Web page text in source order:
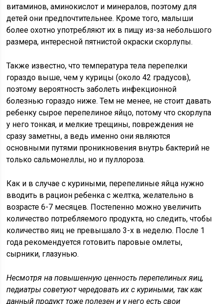
витаминов, аминокислот и минералов, поэтому для
детей они предпочтительнее. Кроме того, малыши
более охотно употребляют их в пищу из-за небольшого
размера, интересной пятнистой окраски скорлупы.
Также известно, что температура тела перепелки
гораздо выше, чем у курицы (около 42 градусов),
поэтому вероятность заболеть инфекционной
болезнью гораздо ниже. Тем не менее, не стоит давать
ребенку сырое перепелиное яйцо, потому что скорлупа
у него тонкая, и мелкие трещины, повреждения не
сразу заметны, а ведь именно они являются
основными путями проникновения внутрь бактерий не
только сальмонеллы, но и пуллороза.
Как и в случае с куриными, перепелиные яйца нужно
вводить в рацион ребенка с желтка, желательно в
возрасте 6-7 месяцев. Постепенно можно увеличить
количество потребляемого продукта, но следить, чтобы
количество яиц не превышало 3-х в неделю. После 1
года рекомендуется готовить паровые омлеты,
сырники, глазунью.
Несмотря на повышенную ценность перепелиных яиц,
педиатры советуют чередовать их с куриными, так как
данный продукт тоже полезен и у него есть свои